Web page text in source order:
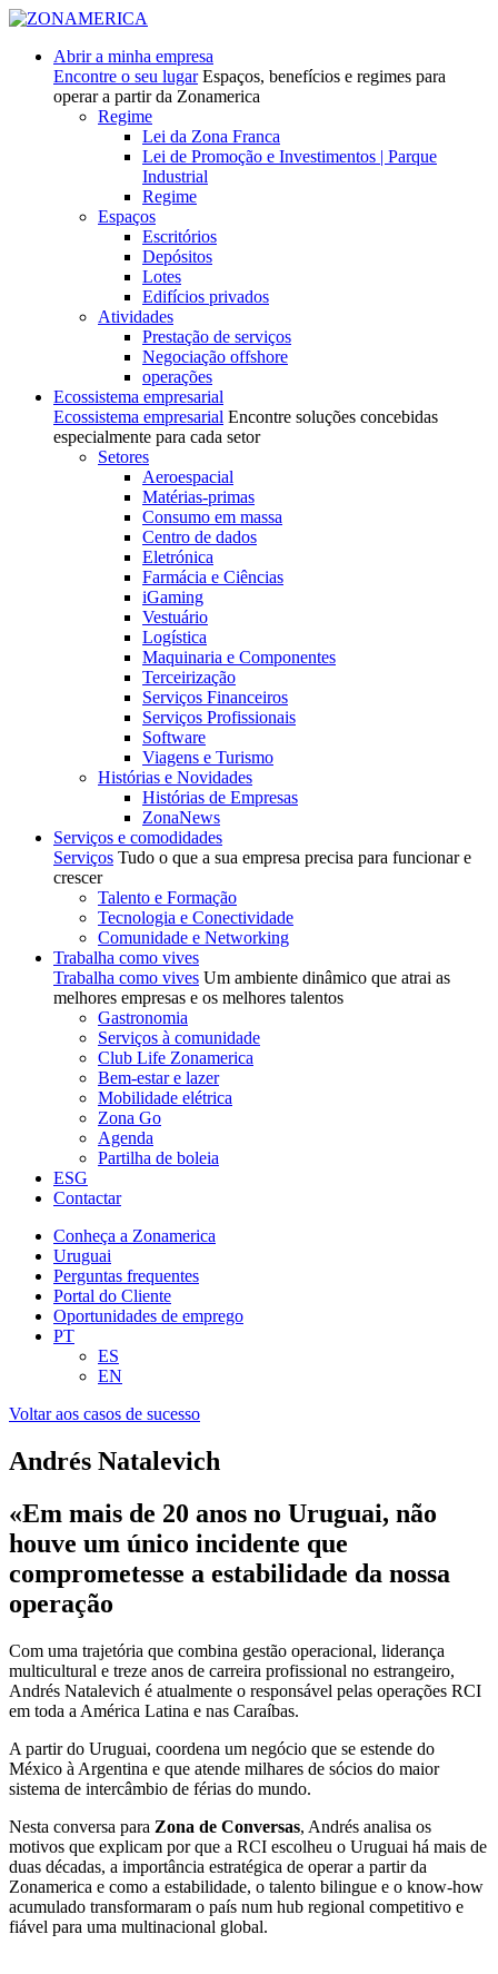
Abrir a minha empresa
Encontre o seu lugar Espaços, benefícios e regimes para
operar a partir da Zonamerica
Regime
Lei da Zona Franca
Lei de Promoção e Investimentos | Parque
Industrial
Regime
Espaços
Escritórios
Depósitos
Lotes
Edifícios privados
Atividades
Prestação de serviços
Negociação offshore
operações
Ecossistema empresarial
Ecossistema empresarial Encontre soluções concebidas
especialmente para cada setor
Setores
Aeroespacial
Matérias-primas
Consumo em massa
Centro de dados
Eletrónica
Farmácia e Ciências
iGaming
Vestuário
Logística
Maquinaria e Componentes
Terceirização
Serviços Financeiros
Serviços Profissionais
Software
Viagens e Turismo
Histórias e Novidades
Histórias de Empresas
ZonaNews
Serviços e comodidades
Serviços Tudo o que a sua empresa precisa para funcionar e
crescer
Talento e Formação
Tecnologia e Conectividade
Comunidade e Networking
Trabalha como vives
Trabalha como vives Um ambiente dinâmico que atrai as
melhores empresas e os melhores talentos
Gastronomia
Serviços à comunidade
Club Life Zonamerica
Bem-estar e lazer
Mobilidade elétrica
Zona Go
Agenda
Partilha de boleia
ESG
Contactar
Conheça a Zonamerica
Uruguai
Perguntas frequentes
Portal do Cliente
Oportunidades de emprego
PT
ES
EN
Voltar aos casos de sucesso
Andrés Natalevich
«Em mais de 20 anos no Uruguai, não
houve um único incidente que
comprometesse a estabilidade da nossa
operação
Com uma trajetória que combina gestão operacional, liderança
multicultural e treze anos de carreira profissional no estrangeiro,
Andrés Natalevich é atualmente o responsável pelas operações RCI
em toda a América Latina e nas Caraíbas.
A partir do Uruguai, coordena um negócio que se estende do
México à Argentina e que atende milhares de sócios do maior
sistema de intercâmbio de férias do mundo.
Nesta conversa para Zona de Conversas, Andrés analisa os
motivos que explicam por que a RCI escolheu o Uruguai há mais de
duas décadas, a importância estratégica de operar a partir da
Zonamerica e como a estabilidade, o talento bilingue e o know-how
acumulado transformaram o país num hub regional competitivo e
fiável para uma multinacional global.